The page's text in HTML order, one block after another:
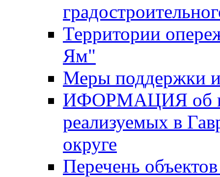
Территории
Ям"
Меры поддержки
ИФОРМАЦИЯ об
реализуемых в
округе
Перечень